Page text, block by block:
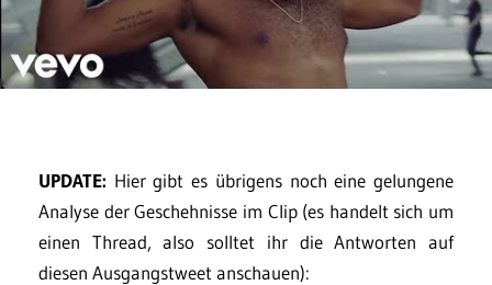
UPDATE: Hier gibt es übrigens noch eine gelungene
Analyse der Geschehnisse im Clip (es handelt sich um
einen Thread, also solltet ihr die Antworten auf
diesen Ausgangstweet anschauen):